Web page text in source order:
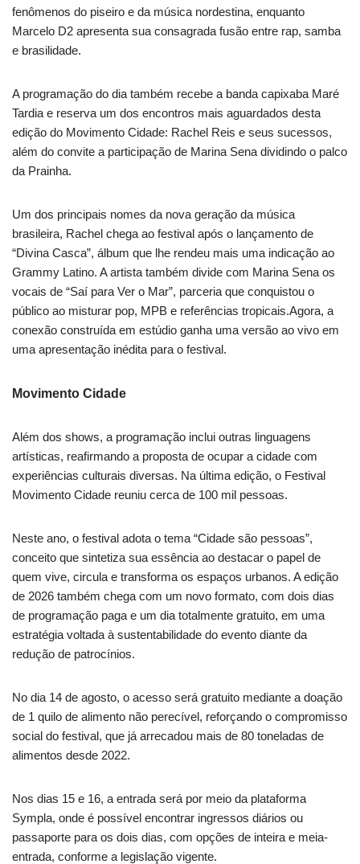
fenômenos do piseiro e da música nordestina, enquanto
Marcelo D2 apresenta sua consagrada fusão entre rap, samba
e brasilidade.
A programação do dia também recebe a banda capixaba Maré
Tardia e reserva um dos encontros mais aguardados desta
edição do Movimento Cidade: Rachel Reis e seus sucessos,
além do convite a participação de Marina Sena dividindo o palco
da Prainha.
Um dos principais nomes da nova geração da música
brasileira, Rachel chega ao festival após o lançamento de
“Divina Casca”, álbum que lhe rendeu mais uma indicação ao
Grammy Latino. A artista também divide com Marina Sena os
vocais de “Saí para Ver o Mar”, parceria que conquistou o
público ao misturar pop, MPB e referências tropicais.Agora, a
conexão construída em estúdio ganha uma versão ao vivo em
uma apresentação inédita para o festival.
Movimento Cidade
Além dos shows, a programação inclui outras linguagens
artísticas, reafirmando a proposta de ocupar a cidade com
experiências culturais diversas. Na última edição, o Festival
Movimento Cidade reuniu cerca de 100 mil pessoas.
Neste ano, o festival adota o tema “Cidade são pessoas”,
conceito que sintetiza sua essência ao destacar o papel de
quem vive, circula e transforma os espaços urbanos. A edição
de 2026 também chega com um novo formato, com dois dias
de programação paga e um dia totalmente gratuito, em uma
estratégia voltada à sustentabilidade do evento diante da
redução de patrocínios.
No dia 14 de agosto, o acesso será gratuito mediante a doação
de 1 quilo de alimento não perecível, reforçando o compromisso
social do festival, que já arrecadou mais de 80 toneladas de
alimentos desde 2022.
Nos dias 15 e 16, a entrada será por meio da plataforma
Sympla, onde é possível encontrar ingressos diários ou
passaporte para os dois dias, com opções de inteira e meia-
entrada, conforme a legislação vigente.